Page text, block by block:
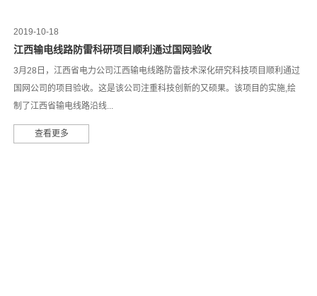
2019-10-18
江西输电线路防雷科研项目顺利通过国网验收
3月28日，江西省电力公司江西输电线路防雷技术深化研究科技项目顺利通过
国网公司的项目验收。这是该公司注重科技创新的又硕果。该项目的实施,绘
制了江西省输电线路沿线...
查看更多